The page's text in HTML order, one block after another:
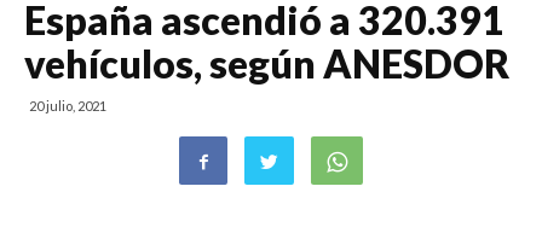
España ascendió a 320.391
vehículos, según ANESDOR
20 julio, 2021